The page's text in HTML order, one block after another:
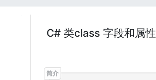
C# 类class 字段和属性